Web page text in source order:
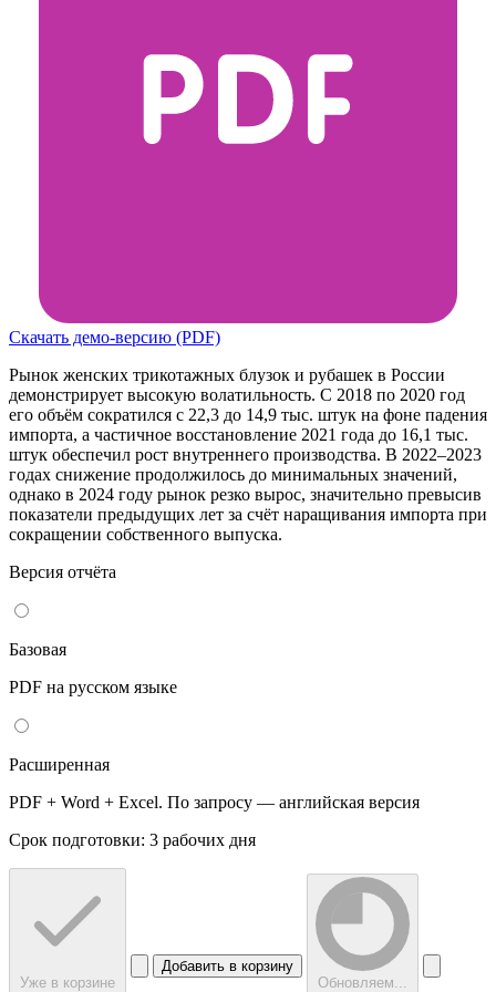
Скачать демо-версию (PDF)
Рынок женских трикотажных блузок и рубашек в России
демонстрирует высокую волатильность. С 2018 по 2020 год
его объём сократился с 22,3 до 14,9 тыс. штук на фоне падения
импорта, а частичное восстановление 2021 года до 16,1 тыс.
штук обеспечил рост внутреннего производства. В 2022–2023
годах снижение продолжилось до минимальных значений,
однако в 2024 году рынок резко вырос, значительно превысив
показатели предыдущих лет за счёт наращивания импорта при
сокращении собственного выпуска.
Версия отчёта
Базовая
PDF на русском языке
Расширенная
PDF + Word + Excel. По запросу — английская версия
Срок подготовки: 3 рабочих дня
Уже в корзине
Добавить в корзину
Обновляем...